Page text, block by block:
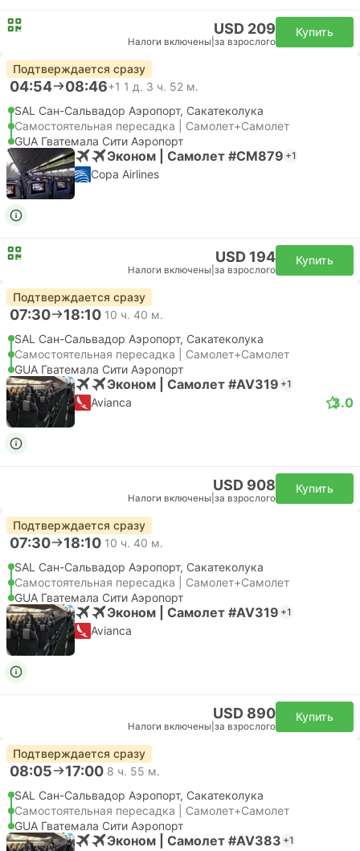
USD 209
Налоги включены за взрослого
Купить
Подтверждается сразу
04:54 08:46+1 1 д. 3 ч. 52 м.
SAL Сан-Сальвадор Аэропорт, Сакатеколука
Самостоятельная пересадка | Самолет+Самолет
GUA Гватемала Сити Аэропорт
Эконом | Самолет #CM879 +1
Copa Airlines
USD 194
Налоги включены за взрослого
Купить
Подтверждается сразу
07:30 18:10 10 ч. 40 м.
SAL Сан-Сальвадор Аэропорт, Сакатеколука
Самостоятельная пересадка | Самолет+Самолет
GUA Гватемала Сити Аэропорт
Эконом | Самолет #AV319 +1
Avianca 3.0
USD 908
Налоги включены за взрослого
Купить
Подтверждается сразу
07:30 18:10 10 ч. 40 м.
SAL Сан-Сальвадор Аэропорт, Сакатеколука
Самостоятельная пересадка | Самолет+Самолет
GUA Гватемала Сити Аэропорт
Эконом | Самолет #AV319 +1
Avianca
USD 890
Налоги включены за взрослого
Купить
Подтверждается сразу
08:05 17:00 8 ч. 55 м.
SAL Сан-Сальвадор Аэропорт, Сакатеколука
Самостоятельная пересадка | Самолет+Самолет
GUA Гватемала Сити Аэропорт
Эконом | Самолет #AV383 +1